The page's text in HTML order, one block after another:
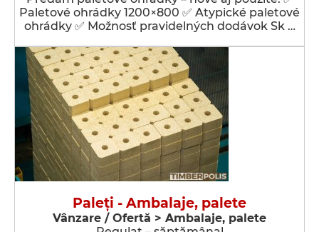
Paletové ohrádky 1200×800 ✅ Atypické paletové
ohrádky ✅ Možnosť pravidelných dodávok Sk …
Paleţi - Ambalaje, palete
Vânzare / Ofertă > Ambalaje, palete